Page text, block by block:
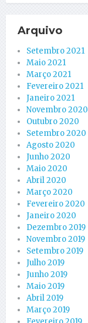
Arquivo
Setembro 2021
Maio 2021
Março 2021
Fevereiro 2021
Janeiro 2021
Novembro 2020
Outubro 2020
Setembro 2020
Agosto 2020
Junho 2020
Maio 2020
Abril 2020
Março 2020
Fevereiro 2020
Janeiro 2020
Dezembro 2019
Novembro 2019
Setembro 2019
Julho 2019
Junho 2019
Maio 2019
Abril 2019
Março 2019